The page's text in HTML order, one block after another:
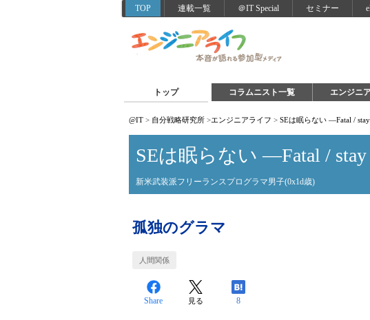
TOP 連載一覧 ＠IT Special セミナー
トップ コラムニスト一覧 エンジニ
@IT > 自分戦略研究所 >エンジニアライフ > SEは眠らない ―Fatal /
SEは眠らない ―Fatal /
新米武装派フリーランスプログラマ男子(0x1d歳)
孤独のグラマ
人間関係
Share 見る 8